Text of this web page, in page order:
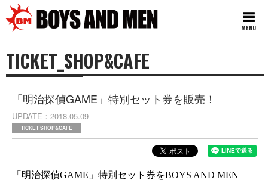
MENU
TICKET_SHOP&CAFE
「明治探偵GAME」特別セット券を販売！
UPDATE 2018.05.09
TICKET SHOP&CAFE
「明治探偵GAME 」特別セット券をBOYS AND MEN